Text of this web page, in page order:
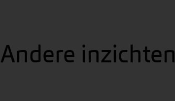
Andere inzichten